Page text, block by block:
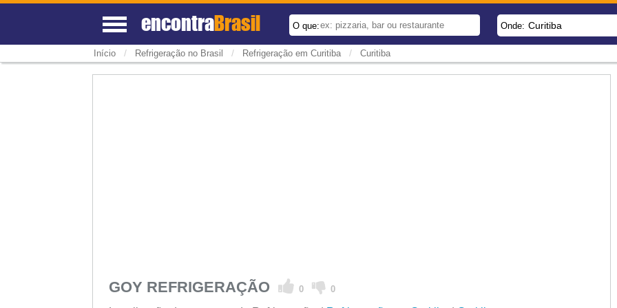
encontraBrasil O que: Onde: Curitiba
Início / Refrigeração no Brasil / Refrigeração em Curitiba / Curitiba
GOY REFRIGERAÇÃO 0 0